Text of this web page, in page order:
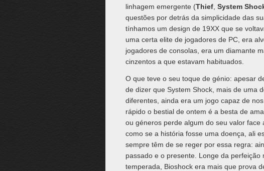
linhagem emergente (Thief, System
questões por detrás da simplicidade das
tínhamos um design de 19XX que se
uma certa elite de jogadores de PC, era
jogadores de consolas, era um diamante
cinzentos a que estavam habituados.
O que teve o seu toque de génio: apesar
de dizer que System Shock, mais de uma
diferentes, ainda era um jogo capaz de
rápido o bestial de ontem é a besta de
ou géneros perde algum do seu valor
como se a história fosse uma doença, ali
sempre têm de se reger por essa regra:
passado e o presente. Longe da perfeição
temperada, Bioshock era mais que prova